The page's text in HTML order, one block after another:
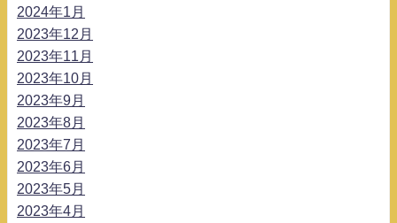
2024年1月
2023年12月
2023年11月
2023年10月
2023年9月
2023年8月
2023年7月
2023年6月
2023年5月
2023年4月